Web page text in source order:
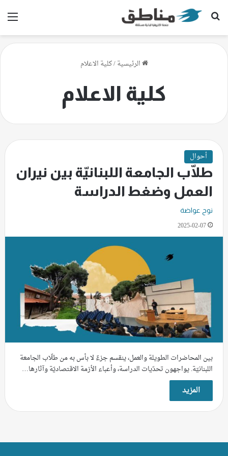
بحث عن
الرئيسية/كلية الاعلام
كلية الاعلام
أحوال
طلّاب الجامعة اللبنانيّة بين نيران
العمل وضغط الدراسة
نوح عواضة
2025-02-07
بين المحاضرات الطويلة والعمل، ينقسم جزءٌ لا بأس به من طلّاب الجامعة
اللبنانيّة. يواجهون تحدّيات الدراسة، وأعباء الأزمة الاقتصاديّة وآثارها…
المزيد